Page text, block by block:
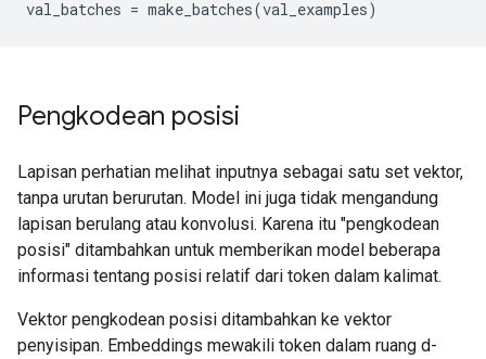
val_batches = make_batches(val_examples)
Pengkodean posisi
Lapisan perhatian melihat inputnya sebagai satu set vektor,
tanpa urutan berurutan. Model ini juga tidak mengandung
lapisan berulang atau konvolusi. Karena itu "pengkodean
posisi" ditambahkan untuk memberikan model beberapa
informasi tentang posisi relatif dari token dalam kalimat.
Vektor pengkodean posisi ditambahkan ke vektor
penyisipan. Embeddings mewakili token dalam ruang d-